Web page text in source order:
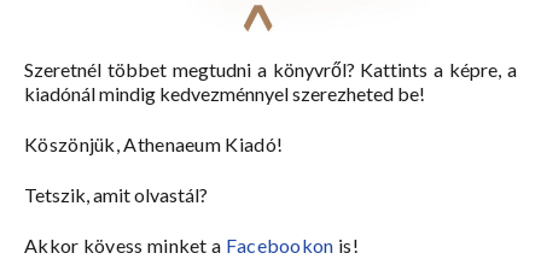
Szeretnél többet megtudni a könyvről? Kattints a képre, a
kiadónál mindig kedvezménnyel szerezheted be!
Köszönjük, Athenaeum Kiadó!
Tetszik, amit olvastál?
Akkor kövess minket a Facebookon is!